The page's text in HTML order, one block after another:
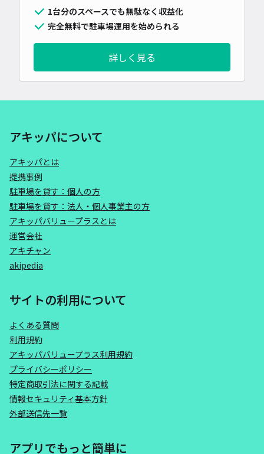
1台分のスペースでも無駄なく収益化
完全無料で駐車場運用を始められる
詳しく見る
アキッパについて
アキッパとは
提携事例
駐車場を貸す：個人の方
駐車場を貸す：法人・個人事業主の方
アキッパバリュープラスとは
運営会社
アキチャン
akipedia
サイトの利用について
よくある質問
利用規約
アキッパバリュープラス利用規約
プライバシーポリシー
特定商取引法に関する記載
情報セキュリティ基本方針
外部送信先一覧
アプリでもっと簡単に